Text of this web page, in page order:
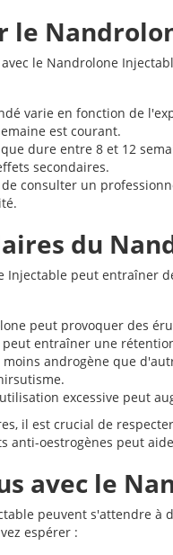
le
le Nandrolone
varie en fonction de
est courant.
dure entre 8 et 12
secondaires.
consulter un
du
Injectable peut entraîner
peut provoquer des
peut entraîner une
moins androgène que
excessive peut
il est crucial de
anti-oestrogènes peut
avec le
peuvent s'attendre
espérer :